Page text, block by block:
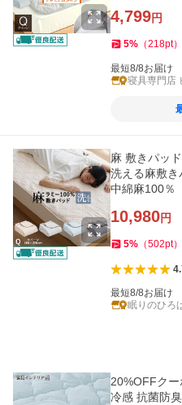
4,799円
5% （218pt）
最短8/8お届け
寝具専門店
麻 敷きパッ
洗える麻敷き
中綿麻100％
10,980円
5% （502pt）
最短8/8お届け
眠りのひろ
20%OFFク
冷感 抗菌防